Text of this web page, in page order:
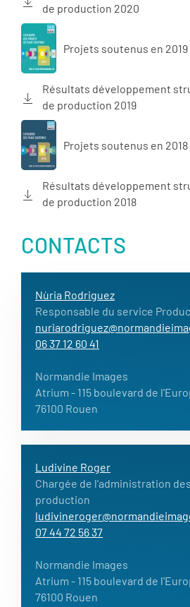
de production 2020
Projets soutenus en 2019
Résultats développement
de production 2019
Projets soutenus en 2018
Résultats développement
de production 2018
CONTACTS
Nùria Rodriguez
Responsable du service
06 37 12 60 41
Normandie Images
Atrium - 115 boulevard de
76100 Rouen
Ludivine Roger
Chargée de l'administration
production
07 44 72 56 37
Normandie Images
Atrium - 115 boulevard de
76100 Rouen